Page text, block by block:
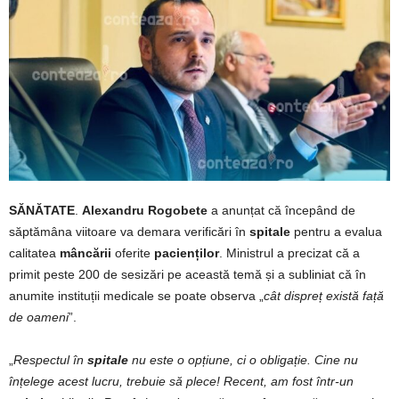
SĂNĂTATE Alexandru Rogobete a anunțat că începând de
săptămâna viitoare va demara verificări în spitale pentru a evalua
calitatea mâncării oferite pacienților. Ministrul a precizat că a
primit peste 200 de sesizări pe această temă și a subliniat că în
anumite instituții medicale se poate observa „ cât dispreț există față
de oameni”.
Respectul în spitale nu este o opțiune, ci o obligație. Cine nu
înțelege acest lucru, trebuie să plece! Recent, am fost într-un